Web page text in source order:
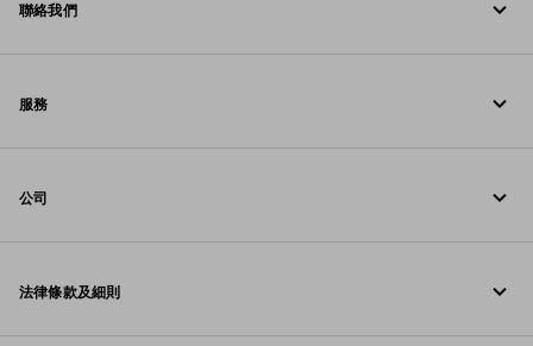
聯絡我們
通过WhatsApp与我们联系
服務
追蹤訂單
公司
Prada集团
法律條款及細則